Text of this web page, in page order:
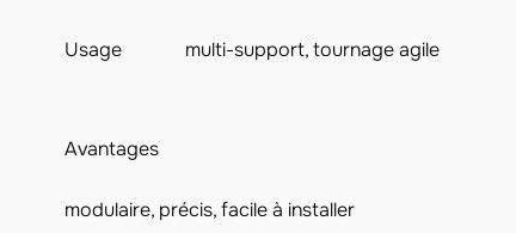
Usage multi-support, tournage agile
Avantages
modulaire, précis, facile à installer